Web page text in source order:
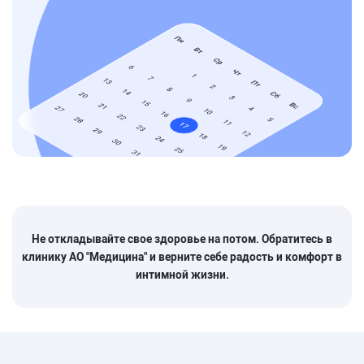
Не откладывайте свое здоровье на потом. Обратитесь в
клинику АО "Медицина" и верните себе радость и комфорт в
интимной жизни.